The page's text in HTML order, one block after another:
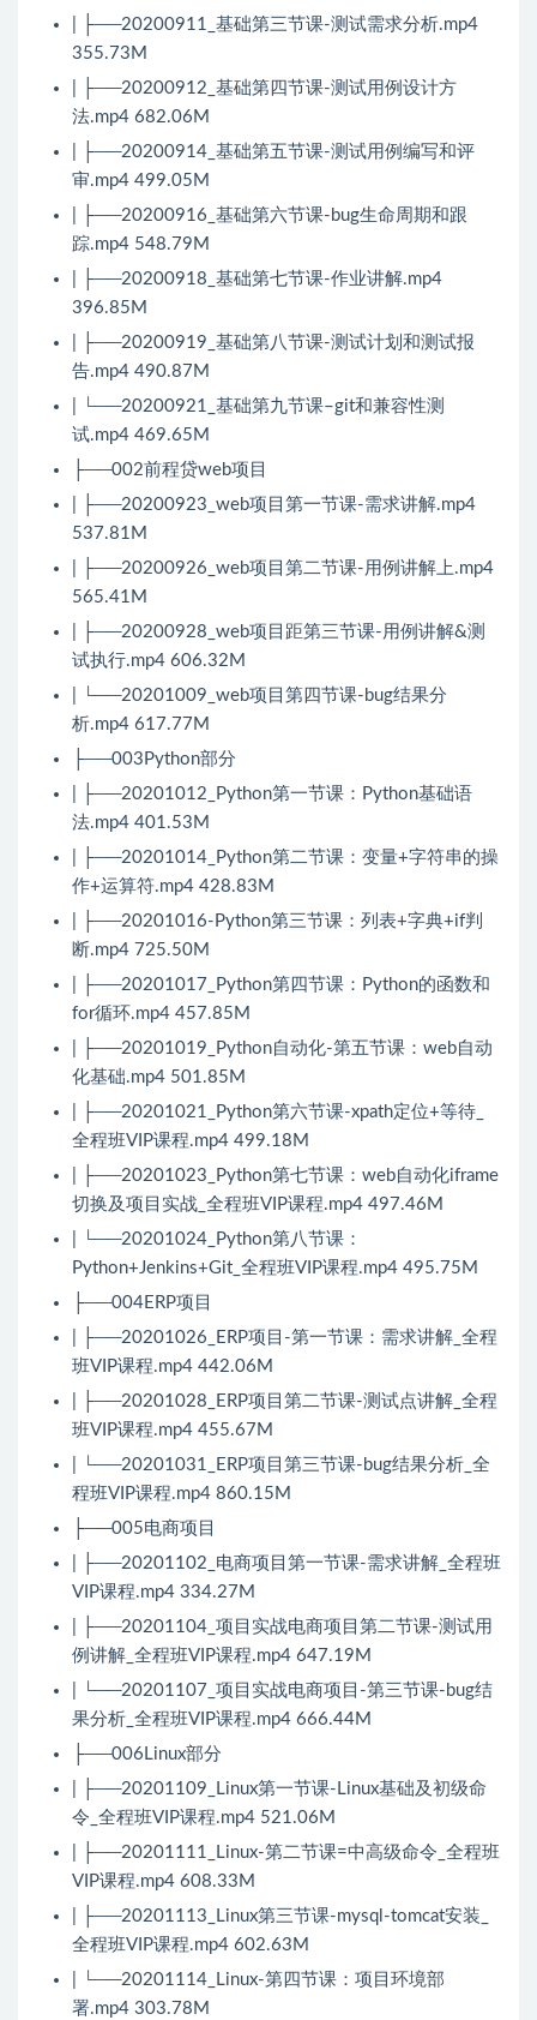
| ├──20200911_基础第三节课-测试需求分析.mp4
355.73M
| ├──20200912_基础第四节课-测试用例设计方
法.mp4 682.06M
| ├──20200914_基础第五节课-测试用例编写和评
审.mp4 499.05M
| ├──20200916_基础第六节课-bug生命周期和跟
踪.mp4 548.79M
| ├──20200918_基础第七节课-作业讲解.mp4
396.85M
| ├──20200919_基础第八节课-测试计划和测试报
告.mp4 490.87M
| └──20200921_基础第九节课–git和兼容性测
试.mp4 469.65M
├──002前程贷web项目
| ├──20200923_web项目第一节课-需求讲解.mp4
537.81M
| ├──20200926_web项目第二节课-用例讲解上.mp4
565.41M
| ├──20200928_web项目距第三节课-用例讲解&测
试执行.mp4 606.32M
| └──20201009_web项目第四节课-bug结果分
析.mp4 617.77M
├──003Python部分
| ├──20201012_Python第一节课：Python基础语
法.mp4 401.53M
| ├──20201014_Python第二节课：变量+字符串的操
作+运算符.mp4 428.83M
| ├──20201016-Python第三节课：列表+字典+if判
断.mp4 725.50M
| ├──20201017_Python第四节课：Python的函数和
for循环.mp4 457.85M
| ├──20201019_Python自动化-第五节课：web自动
化基础.mp4 501.85M
| ├──20201021_Python第六节课-xpath定位+等待_
全程班VIP课程.mp4 499.18M
| ├──20201023_Python第七节课：web自动化iframe
切换及项目实战_全程班VIP课程.mp4 497.46M
| └──20201024_Python第八节课：
Python+Jenkins+Git_全程班VIP课程.mp4 495.75M
├──004ERP项目
| ├──20201026_ERP项目-第一节课：需求讲解_全程
班VIP课程.mp4 442.06M
| ├──20201028_ERP项目第二节课-测试点讲解_全程
班VIP课程.mp4 455.67M
| └──20201031_ERP项目第三节课-bug结果分析_全
程班VIP课程.mp4 860.15M
├──005电商项目
| ├──20201102_电商项目第一节课-需求讲解_全程班
VIP课程.mp4 334.27M
| ├──20201104_项目实战电商项目第二节课-测试用
例讲解_全程班VIP课程.mp4 647.19M
| └──20201107_项目实战电商项目-第三节课-bug结
果分析_全程班VIP课程.mp4 666.44M
├──006Linux部分
| ├──20201109_Linux第一节课-Linux基础及初级命
令_全程班VIP课程.mp4 521.06M
| ├──20201111_Linux-第二节课=中高级命令_全程班
VIP课程.mp4 608.33M
| ├──20201113_Linux第三节课-mysql-tomcat安装_
全程班VIP课程.mp4 602.63M
| └──20201114_Linux-第四节课：项目环境部
署.mp4 303.78M